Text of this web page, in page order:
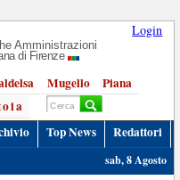
Login
Amministrazioni
di Firenze
Mugello
Piana
Top News
Redattori
sab, 8 Agosto